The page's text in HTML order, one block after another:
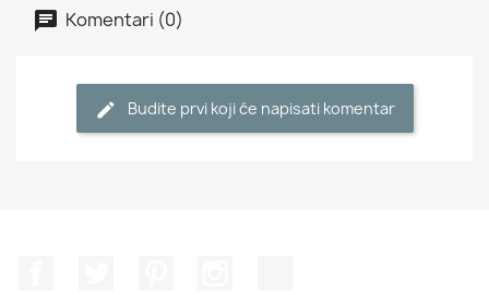
Komentari (0)
Budite prvi koji će napisati komentar